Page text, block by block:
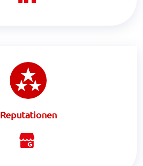
Reputationen